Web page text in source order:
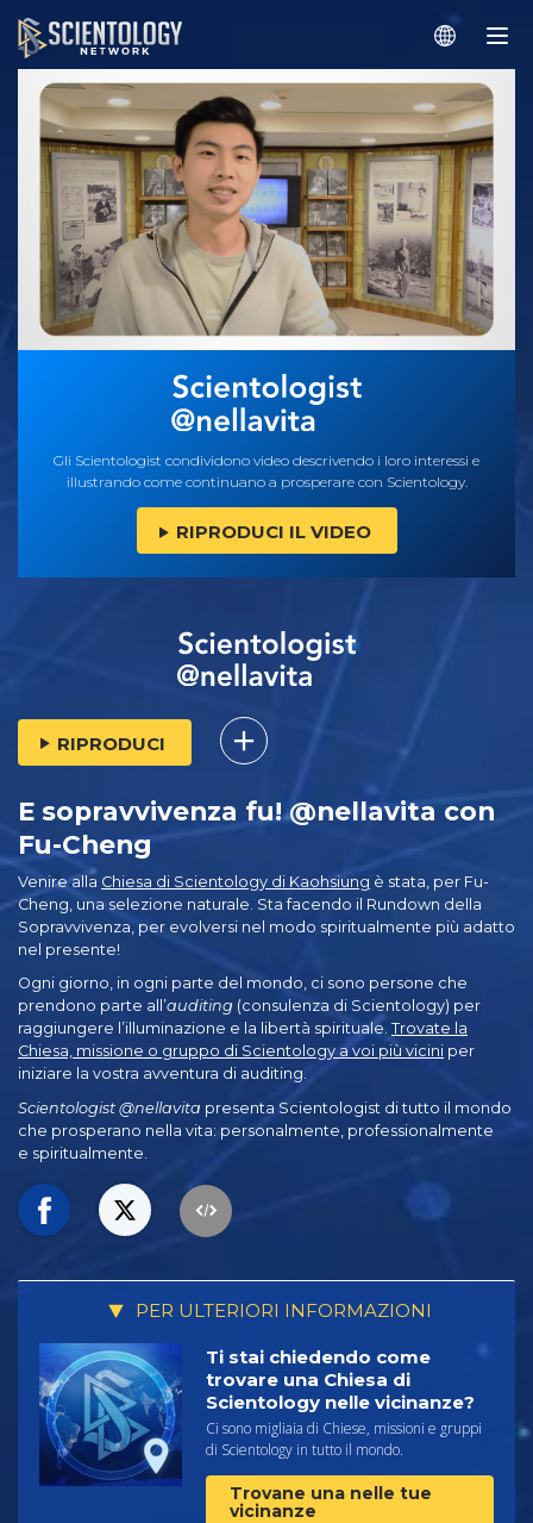
Gli Scientologist condividono video descrivendo i loro interessi e
illustrando come continuano a prosperare con Scientology.
RIPRODUCI IL VIDEO
RIPRODUCI
E sopravvivenza fu! @nellavita con
Fu-Cheng
Venire alla Chiesa di Scientology di Kaohsiung è stata, per Fu-
Cheng, una selezione naturale. Sta facendo il Rundown della
Sopravvivenza, per evolversi nel modo spiritualmente più adatto
nel presente!
Ogni giorno, in ogni parte del mondo, ci sono persone che
prendono parte all’auditing (consulenza di Scientology) per
raggiungere l’illuminazione e la libertà spirituale.Trovate la
Chiesa, missione o gruppo di Scientology a voi più vicini per
iniziare la vostra avventura di auditing.
Scientologist @nellavita presenta Scientologist di tutto il mondo
che prosperano nella vita: personalmente, professionalmente
e spiritualmente.
PER ULTERIORI INFORMAZIONI
Ti stai chiedendo come
trovare una Chiesa di
Scientology nelle vicinanze?
Ci sono migliaia di Chiese, missioni e gruppi
di Scientology in tutto il mondo.
Trovane una nelle tue
vicinanze